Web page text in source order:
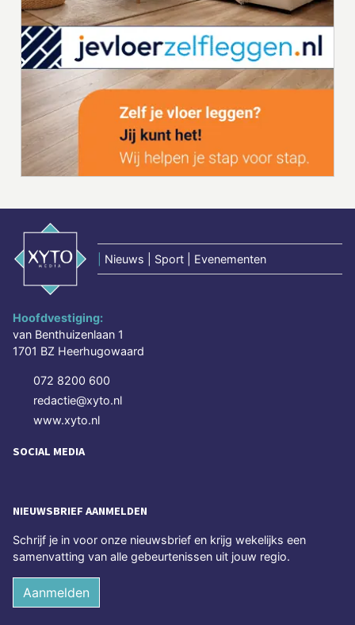
Nieuws | Sport | Evenementen
Hoofdvestiging:
van Benthuizenlaan 1
1701 BZ Heerhugowaard
072 8200 600
redactie@xyto.nl
www.xyto.nl
SOCIAL MEDIA
NIEUWSBRIEF AANMELDEN
Schrijf je in voor onze nieuwsbrief en krijg wekelijks een
samenvatting van alle gebeurtenissen uit jouw regio.
Aanmelden